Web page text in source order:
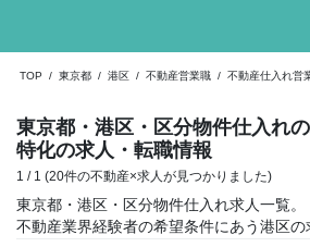
TOP / 東京都 / 港区 / 不動産営業職 / 不動産仕入れ営
東京都・港区・区分物件仕入れ
特化の求人・転職情報
1 / 1 (20件の不動産×求人が見つかりました)
東京都・港区・区分物件仕入れ求人一覧。
不動産業界経験者の希望条件にあう港区の